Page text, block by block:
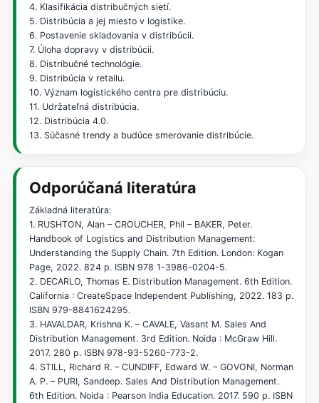
4. Klasifikácia distribučných sietí.
5. Distribúcia a jej miesto v logistike.
6. Postavenie skladovania v distribúcii.
7. Úloha dopravy v distribúcii.
8. Distribučné technológie.
9. Distribúcia v retailu.
10. Význam logistického centra pre distribúciu.
11. Udržateľná distribúcia.
12. Distribúcia 4.0.
13. Súčasné trendy a budúce smerovanie distribúcie.
Odporúčaná literatúra
Základná literatúra:
1. RUSHTON, Alan – CROUCHER, Phil – BAKER, Peter.
Handbook of Logistics and Distribution Management:
Understanding the Supply Chain. 7th Edition. London: Kogan
Page, 2022. 824 p. ISBN 978 1-3986-0204-5.
2. DECARLO, Thomas E. Distribution Management. 6th Edition.
California : CreateSpace Independent Publishing, 2022. 183 p.
ISBN 979-8841624295.
3. HAVALDAR, Krishna K. – CAVALE, Vasant M. Sales And
Distribution Management. 3rd Edition. Noida : McGraw Hill.
2017. 280 p. ISBN 978-93-5260-773-2.
4. STILL, Richard R. – CUNDIFF, Edward W. – GOVONI, Norman
A. P. – PURI, Sandeep. Sales And Distribution Management.
6th Edition. Noida : Pearson India Education. 2017. 590 p. ISBN